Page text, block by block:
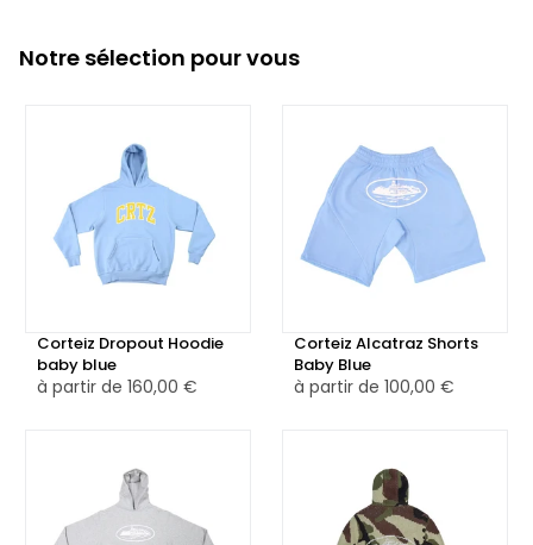
Notre sélection pour vous
Corteiz Dropout Hoodie
baby blue
à partir de 160,00 €
Corteiz Alcatraz Shorts
Baby Blue
à partir de 100,00 €